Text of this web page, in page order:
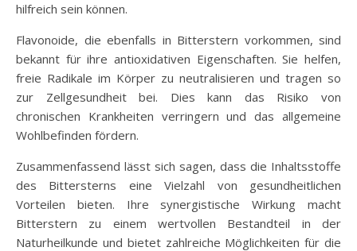
hilfreich sein können.
Flavonoide, die ebenfalls in Bitterstern vorkommen, sind
bekannt für ihre antioxidativen Eigenschaften. Sie helfen,
freie Radikale im Körper zu neutralisieren und tragen so
zur Zellgesundheit bei. Dies kann das Risiko von
chronischen Krankheiten verringern und das allgemeine
Wohlbefinden fördern.
Zusammenfassend lässt sich sagen, dass die Inhaltsstoffe
des Bittersterns eine Vielzahl von gesundheitlichen
Vorteilen bieten. Ihre synergistische Wirkung macht
Bitterstern zu einem wertvollen Bestandteil in der
Naturheilkunde und bietet zahlreiche Möglichkeiten für die